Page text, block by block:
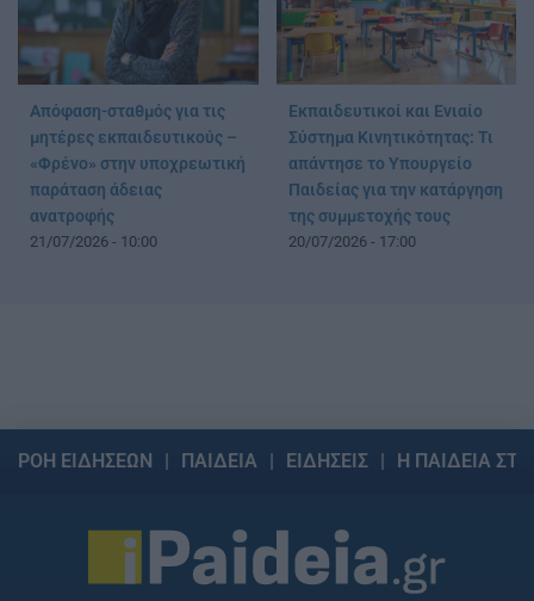
Απόφαση-σταθμός για τις
μητέρες εκπαιδευτικούς –
«Φρένο» στην υποχρεωτική
παράταση άδειας
ανατροφής
21/07/2026 - 10:00
Εκπαιδευτικοί και Ενιαίο
Σύστημα Κινητικότητας: Τι
απάντησε το Υπουργείο
Παιδείας για την κατάργηση
της συμμετοχής τους
20/07/2026 - 17:00
ΡΟΗ ΕΙΔΗΣΕΩΝ ΠΑΙΔΕΙΑ ΕΙΔΗΣΕΙΣ Η ΠΑΙΔΕΙΑ